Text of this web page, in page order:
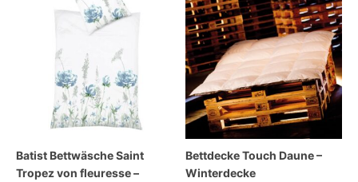
Batist Bettwäsche Saint
Tropez von fleuresse –
Bettdecke Touch Daune –
Winterdecke